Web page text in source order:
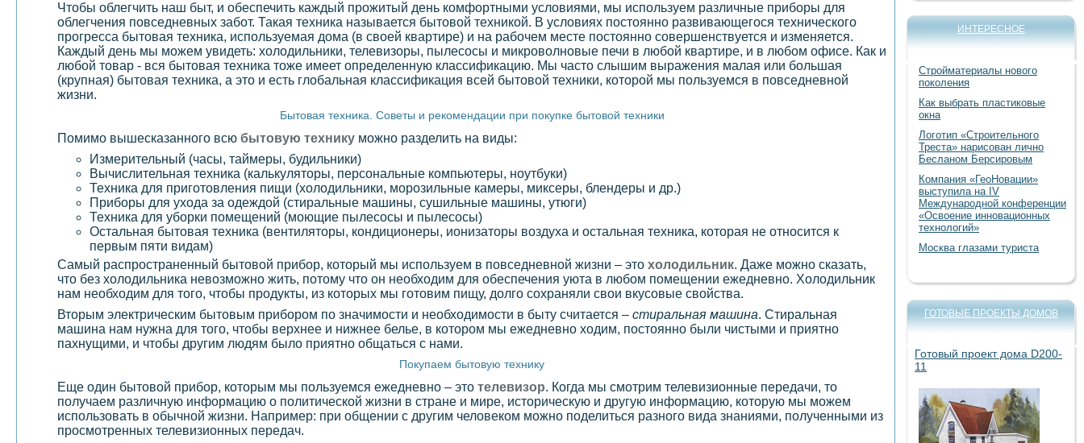
Чтобы облегчить наш быт, и обеспечить каждый прожитый день комфортными условиями, мы используем различные приборы для
облегчения повседневных забот. Такая техника называется бытовой техникой. В условиях постоянно развивающегося технического
прогресса бытовая техника, используемая дома (в своей квартире) и на рабочем месте постоянно совершенствуется и изменяется.
Каждый день мы можем увидеть: холодильники, телевизоры, пылесосы и микроволновые печи в любой квартире, и в любом офисе. Как и
любой товар - вся бытовая техника тоже имеет определенную классификацию. Мы часто слышим выражения малая или большая
(крупная) бытовая техника, а это и есть глобальная классификация всей бытовой техники, которой мы пользуемся в повседневной
жизни.
Бытовая техника. Советы и рекомендации при покупке бытовой техники
Помимо вышесказанного всю бытовую технику можно разделить на виды:
Измерительный (часы, таймеры, будильники)
Вычислительная техника (калькуляторы, персональные компьютеры, ноутбуки)
Техника для приготовления пищи (холодильники, морозильные камеры, миксеры, блендеры и др.)
Приборы для ухода за одеждой (стиральные машины, сушильные машины, утюги)
Техника для уборки помещений (моющие пылесосы и пылесосы)
Остальная бытовая техника (вентиляторы, кондиционеры, ионизаторы воздуха и остальная техника, которая не относится к
первым пяти видам)
Самый распространенный бытовой прибор, который мы используем в повседневной жизни – это холодильник. Даже можно сказать,
что без холодильника невозможно жить, потому что он необходим для обеспечения уюта в любом помещении ежедневно. Холодильник
нам необходим для того, чтобы продукты, из которых мы готовим пищу, долго сохраняли свои вкусовые свойства.
Вторым электрическим бытовым прибором по значимости и необходимости в быту считается – стиральная машина. Стиральная
машина нам нужна для того, чтобы верхнее и нижнее белье, в котором мы ежедневно ходим, постоянно были чистыми и приятно
пахнущими, и чтобы другим людям было приятно общаться с нами.
Покупаем бытовую технику
Еще один бытовой прибор, которым мы пользуемся ежедневно – это телевизор. Когда мы смотрим телевизионные передачи, то
получаем различную информацию о политической жизни в стране и мире, историческую и другую информацию, которую мы можем
использовать в обычной жизни. Например: при общении с другим человеком можно поделиться разного вида знаниями, полученными из
просмотренных телевизионных передач.
ИНТЕРЕСНОЕ
Стройматериалы нового
поколения
Как выбрать пластиковые
окна
Логотип «Строительного
Треста» нарисован лично
Бесланом Берсировым
Компания «ГеоНовации»
выступила на IV
Международной конференции
«Освоение инновационных
технологий»
Москва глазами туриста
ГОТОВЫЕ ПРОЕКТЫ ДОМОВ
Готовый проект дома D200-
11